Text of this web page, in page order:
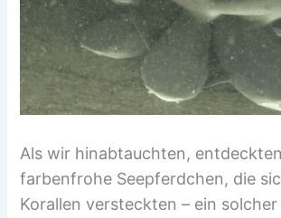
Als wir hinabtauchten,
farbenfrohe Seepferdchen, die
Korallen versteckten – ein